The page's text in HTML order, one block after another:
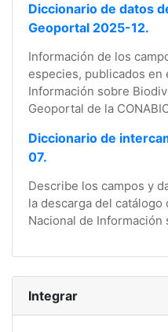
Diccionario de datos
Geoportal 2025-12.
Información de los
especies, publicados en
Información sobre
Geoportal de la
Diccionario de
07.
Describe los campos y
la descarga del
Nacional de
Integrar